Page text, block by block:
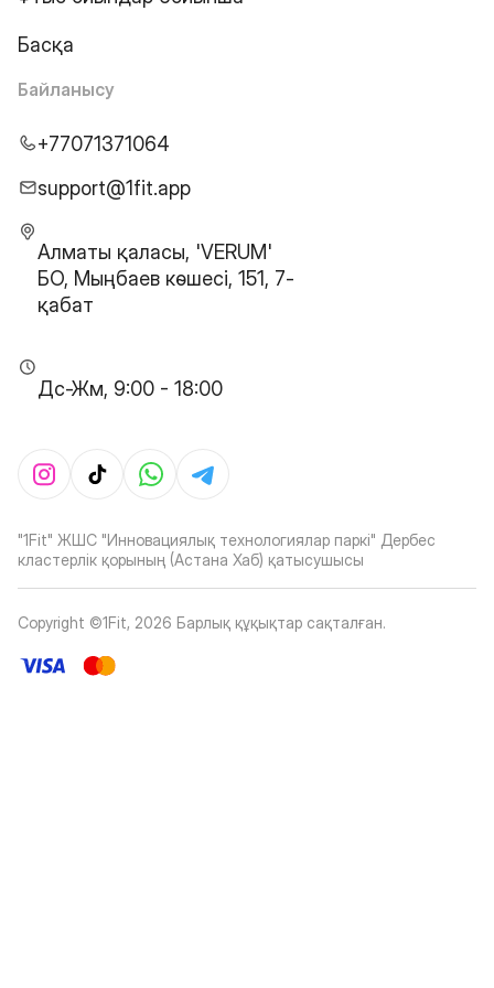
Басқа
Байланысу
+77071371064
support@1fit.app
Алматы қаласы, 'VERUM'
БО, Мыңбаев көшесі, 151, 7-
қабат
Дс-Жм, 9:00 - 18:00
"1Fit" ЖШС "Инновациялық технологиялар паркі" Дербес
кластерлік қорының (Астана Хаб) қатысушысы
Copyright ©1Fit, 2026 Барлық құқықтар сақталған.